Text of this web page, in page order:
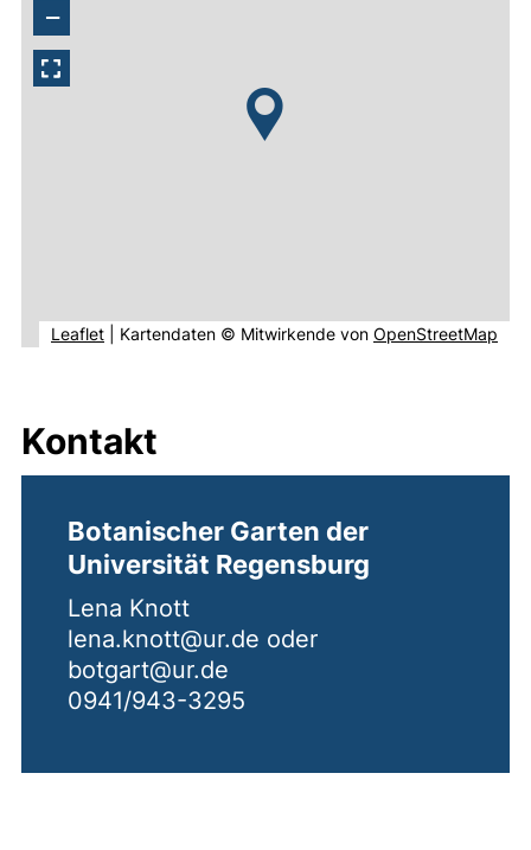
−
Leaflet(externer Link, öffnet neues Fenster).
Kartendaten © Mitwirkende von OpenStreetMap
Kontakt
Botanischer Garten der
Universität Regensburg
Lena Knott
lena.knott@ur.de oder
botgart@ur.de
0941/943-3295